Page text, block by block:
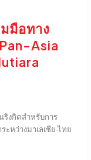
มือทาง
Asia
ริงกิตสำหรับการ
ะหว่างมาเลเซีย-ไทย